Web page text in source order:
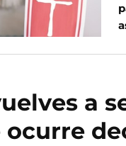
a
ocurre